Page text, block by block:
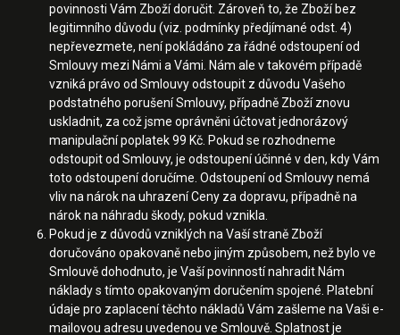
povinnosti Vám Zboží doručit. Zároveň to, že Zboží bez
legitimního důvodu (viz. podmínky předjímané odst. 4)
nepřevezmete, není pokládáno za řádné odstoupení od
Smlouvy mezi Námi a Vámi. Nám ale v takovém případě
vzniká právo od Smlouvy odstoupit z důvodu Vašeho
podstatného porušení Smlouvy, případně Zboží znovu
uskladnit, za což jsme oprávněni účtovat jednorázový
manipulační poplatek 99 Kč. Pokud se rozhodneme
odstoupit od Smlouvy, je odstoupení účinné v den, kdy Vám
toto odstoupení doručíme. Odstoupení od Smlouvy nemá
vliv na nárok na uhrazení Ceny za dopravu, případně na
nárok na náhradu škody, pokud vznikla.
Pokud je z důvodů vzniklých na Vaší straně Zboží
doručováno opakovaně nebo jiným způsobem, než bylo ve
Smlouvě dohodnuto, je Vaší povinností nahradit Nám
náklady s tímto opakovaným doručením spojené. Platební
údaje pro zaplacení těchto nákladů Vám zašleme na Vaši e-
mailovou adresu uvedenou ve Smlouvě. Splatnost je